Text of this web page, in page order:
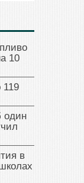
10
один
в